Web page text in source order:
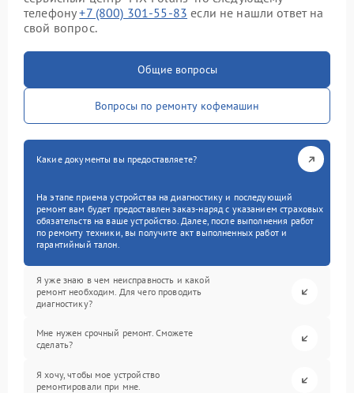
телефону+7 (800) 301-55-83 если не нашли ответ на
свой вопрос.
Общие вопросы
Вопросы по ремонту кофемашин
Какие документы вы предоставляете?
На этапе приема устройства на диагностику и последующий
ремонт вам будет предоставлен заказ-наряд с указанием страховых
обязательств на ваше устройство. Далее, после выполнения работ
по ремонту техники, вы получите акт выполненных работ и
гарантийный талон.
Я уже знаю в чем неисправность и какой
ремонт необходим. Для чего проводить
диагностику?
Мне нужен срочный ремонт. Сможете
сделать?
Я хочу, чтобы мое устройство
ремонтировали при мне.